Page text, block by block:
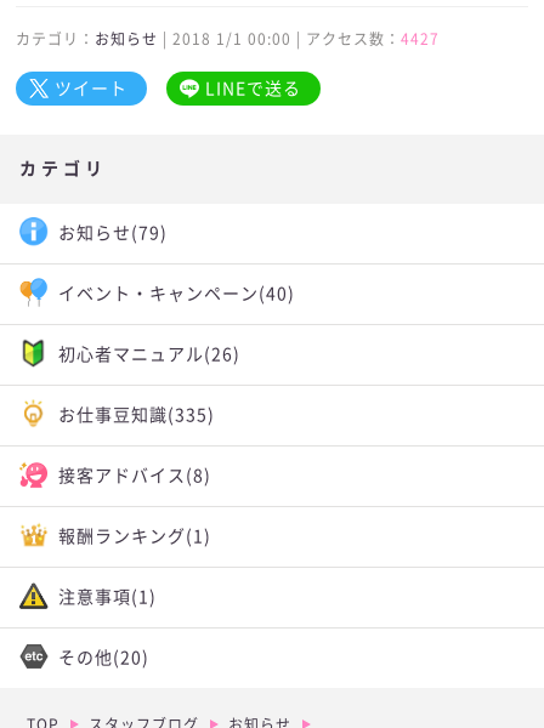
カテゴリ： お知らせ | 2018 1/1 00:00 | アクセス数：4427
ツイート LINEで送る
カテゴリ
お知らせ (79)
イベント・キャンペーン (40)
初心者マニュアル(26)
お仕事豆知識(335)
接客アドバイス (8)
報酬ランキング (1)
注意事項(1)
その他 (20)
TOP スタッフブログ お知らせ